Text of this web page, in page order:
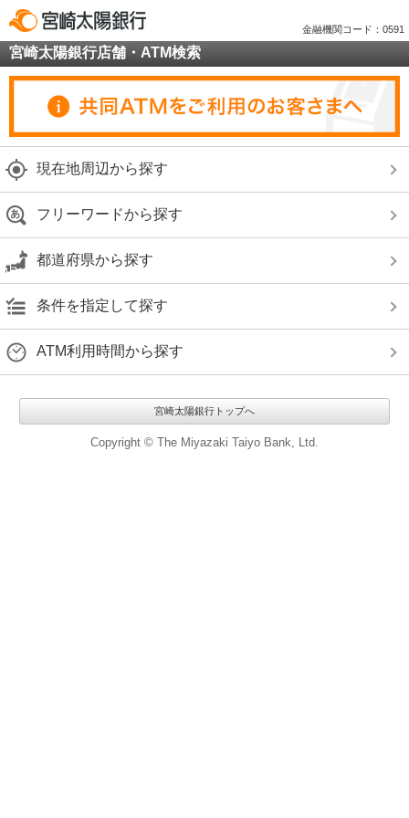
金融機関コード：0591
宮崎太陽銀行店舗・ATM検索
現在地周辺から探す
フリーワードから探す
都道府県から探す
条件を指定して探す
ATM利用時間から探す
宮崎太陽銀行トップへ
Copyright © The Miyazaki Taiyo Bank, Ltd.